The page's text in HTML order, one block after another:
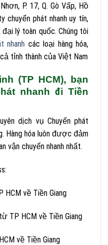
P. 17, Q. Gò Vấp, Hồ
chuyển phát nhanh uy tín,
lý toàn quốc. Chúng tôi
nhanh các loại hàng hóa,
tỉnh thành của Việt Nam
(TP HCM), bạn
nhanh đi Tiền
dịch vụ Chuyển phát
Hàng hóa luôn được đảm
vận chuyển nhanh nhất.
HCM về Tiền Giang
TP HCM về Tiền Giang
về Tiền Giang